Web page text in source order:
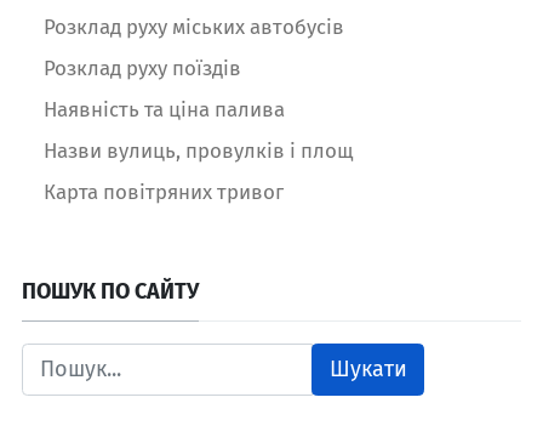
Розклад руху міських автобусів
Розклад руху поїздів
Наявність та ціна палива
Назви вулиць, провулків і площ
Карта повітряних тривог
ПОШУК ПО САЙТУ
Шукати